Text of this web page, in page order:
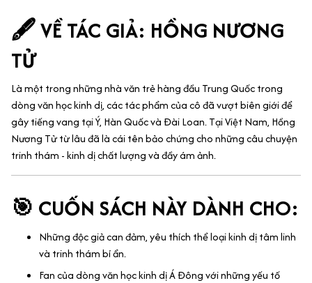
🖋️ VỀ TÁC GIẢ: HỒNG NƯƠNG
TỬ
Là một trong những nhà văn trẻ hàng đầu Trung Quốc trong
dòng văn học kinh dị, các tác phẩm của cô đã vượt biên giới để
gây tiếng vang tại Ý, Hàn Quốc và Đài Loan. Tại Việt Nam, Hồng
Nương Tử từ lâu đã là cái tên bảo chứng cho những câu chuyện
trinh thám - kinh dị chất lượng và đầy ám ảnh.
🎯 CUỐN SÁCH NÀY DÀNH CHO:
Những độc giả can đảm, yêu thích thể loại kinh dị tâm linh
và trinh thám bí ẩn.
Fan của dòng văn học kinh dị Á Đông với những yếu tố